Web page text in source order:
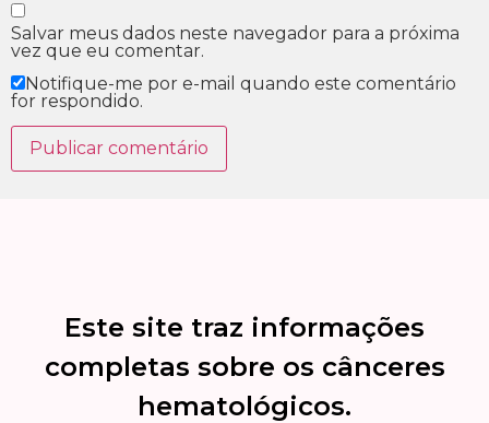
Salvar meus dados neste navegador para a próxima
vez que eu comentar.
Notifique-me por e-mail quando este comentário
for respondido.
Este site traz informações
completas sobre os cânceres
hematológicos.